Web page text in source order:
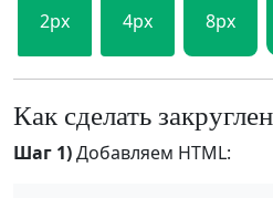
2px 4px 8px
Как сделать
Шаг 1)Добавляем HTML: